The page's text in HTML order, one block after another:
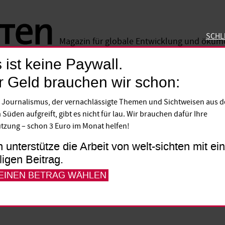
Magazin für globale Entwicklung und
gegen den
hat sich in der Schweiz die
von sechs Schweizer
mit dem gemeinsamen Ziel, den
ist keine Paywall.
Geld brauchen wir schon:
Journalismus, der vernachlässigte Themen und Sichtweisen aus
Süden aufgreift, gibt es nicht für lau. Wir brauchen dafür Ihre
– schon 3 Euro im Monat helfen!
unterstütze die Arbeit von welt-sichten mit
Beitrag.
BETRAG WÄHLEN